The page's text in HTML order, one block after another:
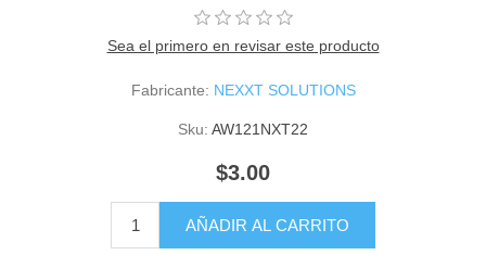
Sea el primero en revisar este producto
Fabricante: NEXXT SOLUTIONS
Sku: AW121NXT22
$3.00
AÑADIR AL CARRITO